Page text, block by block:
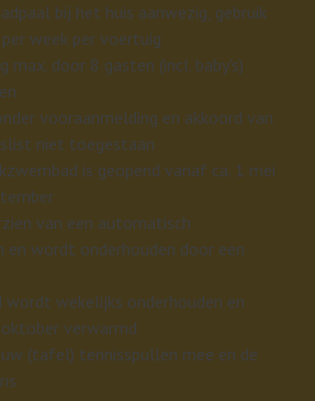
bij het huis aanwezig, gebruik
week per voertuig
max. door 8 gasten (incl. baby's)
vooraanmelding en akkoord van
niet toegestaan
is geopend vanaf ca. 1 mei
van een automatisch
en wordt onderhouden door een
wordt wekelijks onderhouden en
verwarmd
(tafel) tennisspullen mee en de